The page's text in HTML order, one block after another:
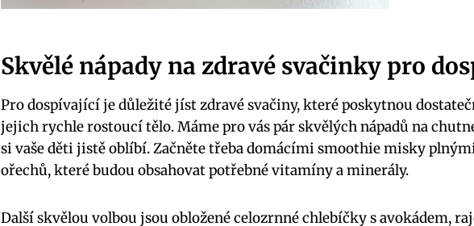
Skvělé nápady na zdravé svačinky pro
Pro dospívající je důležité jíst zdravé svačiny, které poskytnou
jejich rychle rostoucí tělo. Máme pro vás pár skvělých nápadů na
si vaše děti jistě oblíbí. Začněte třeba domácími smoothie misky
ořechů, které budou obsahovat potřebné vitamíny a minerály.
Další skvělou volbou jsou obložené celozrnné chlebíčky s avokádem,